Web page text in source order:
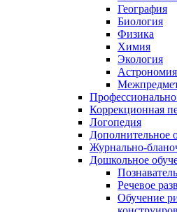
География
Биология
Физика
Химия
Экология
Астрономия
Коррекционная
Логопедия
Дополнительное
Журнально-
Дошкольное
Речевое
Обучение